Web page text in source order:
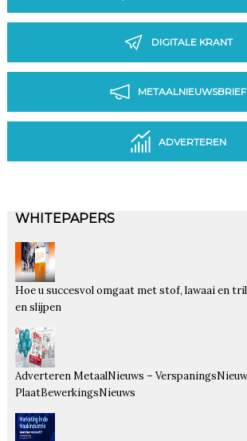
DIGITALE KRANT
METAALNIEUWSBRIEF
ADVERTEREN
WHITEPAPERS
Hoe u succesvol omgaat met stof, lawaai en
en slijpen
Adverteren MetaalNieuws –
PlaatBewerkingsNieuws